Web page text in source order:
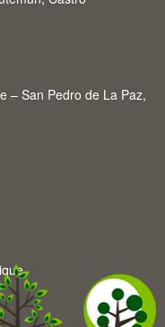
– San Pedro de La Paz,